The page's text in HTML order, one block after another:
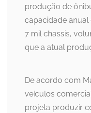
produção de
capacidade anual
7 mil chassis,
que a atual
De acordo com
veículos
projeta produzir